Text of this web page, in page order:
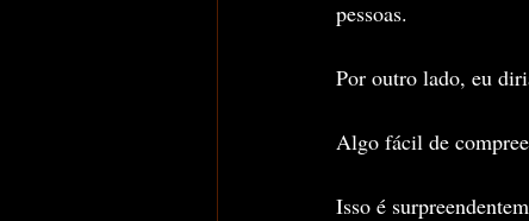
pessoas.
Por outro lado, eu
Algo fácil de
Isso é